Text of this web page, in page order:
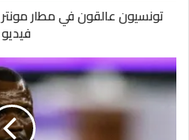
تونسيون عالقون في مطار